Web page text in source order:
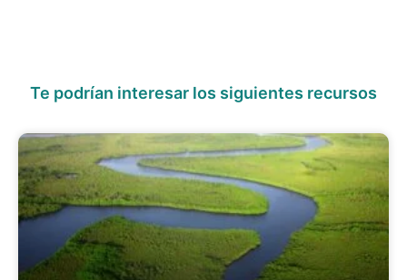
Te podrían interesar los siguientes recursos